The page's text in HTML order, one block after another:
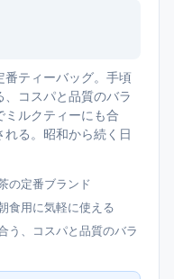
番ティーバッグ。手頃
コスパと品質のバラ
ミルクティーにも合
る。昭和から続く日
の定番ブランド
食用に気軽に使える
う、コスパと品質のバラ